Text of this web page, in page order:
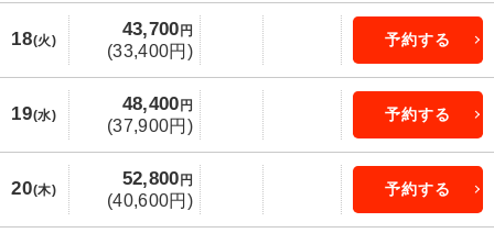
18(火)
43,700 円
(33,400円)
予約する
19(水)
48,400 円
(37,900円)
予約する
20(木)
52,800 円
(40,600円)
予約する